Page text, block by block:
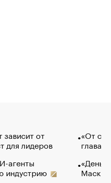
зависит от
для лидеров
агенты
индустрию
«От
глава
Маск в